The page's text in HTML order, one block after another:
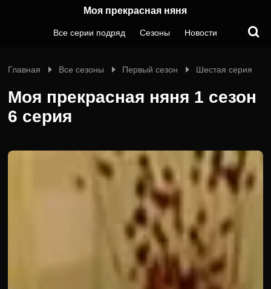
Моя прекрасная няня
Все серии подряд Сезоны Новости
Главная Все сезоны Первый сезон Шестая серия
Моя прекрасная няня 1 сезон
6 серия